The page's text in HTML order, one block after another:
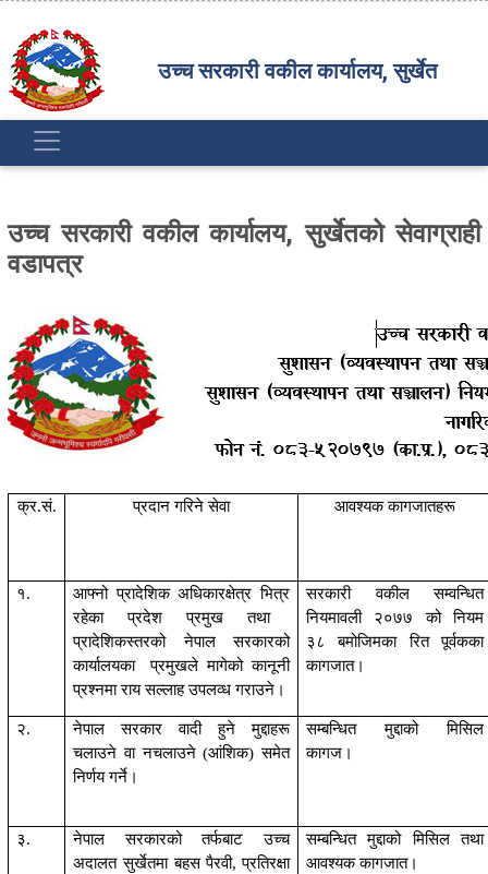
उच्च सरकारी वकील कार्यालय, सुर्खेत
उच्च सरकारी वकील कार्यालय, सुर्खेतको सेवाग्राही
वडापत्र
क्र.सं. प्रदान गरिने सेवा आवश्यक कागजातहरू
१. आफ्नो प्रादेशिकअधिकारक्षेत्र भित्र
रहेकाप्रदेश प्रमुख तथा
प्रादेशिकस्तरकोनेपाल सरकारको
कार्यालयका
प्रमुखले मागेको कानूनी
प्रश्नमा रायसल्लाहउपलव्ध गराउने।
सरकारी वकील सम्वन्धित
नियमावली २०७७ को नियम
३८बमोजिमका रित पूर्वकका
कागजात।
२.
नेपाल सरकार वादी हुने मुद्दाहरू
चलाउने वा नचलाउने (आंशिक) समेत
निर्णय गर्ने ।
सम्बन्धित मुद्दाको मिसिल
कागज ।
३.
नेपाल सरकारको तर्फबाट उच्च
अदालत सुर्खेतमाबहस पैरवी, प्रतिरक्षा
सम्बन्धित मुद्दाको मिसिल तथा
आवश्यक कागजात।